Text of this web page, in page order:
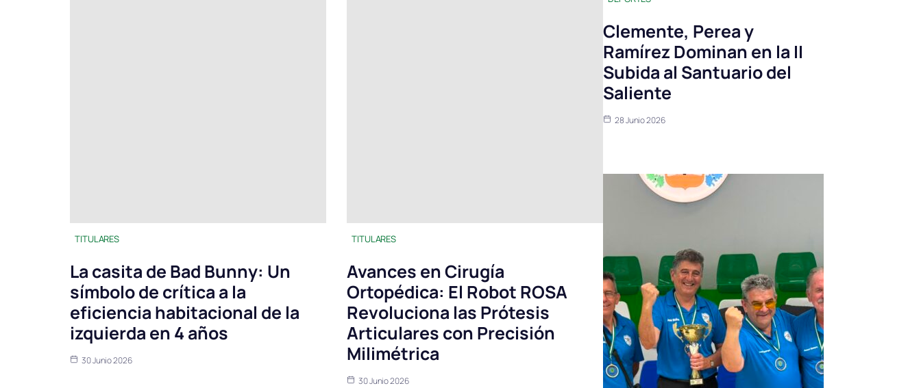
TITULARES
La casita de Bad Bunny: Un
símbolo de crítica a la
eficiencia habitacional de la
izquierda en 4 años
30 Junio 2026
TITULARES
Avances en Cirugía
Ortopédica: El Robot ROSA
Revoluciona las Prótesis
Articulares con Precisión
Milimétrica
30 Junio 2026
Clemente, Perea y
Ramírez Dominan en la II
Subida al Santuario del
Saliente
28 Junio 2026